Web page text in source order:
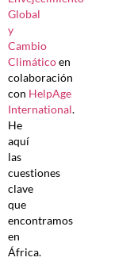
Global
y
Cambio
Climáticoen
colaboración
con HelpAge
International.
He
aquí
las
cuestiones
clave
que
encontramos
en
África.